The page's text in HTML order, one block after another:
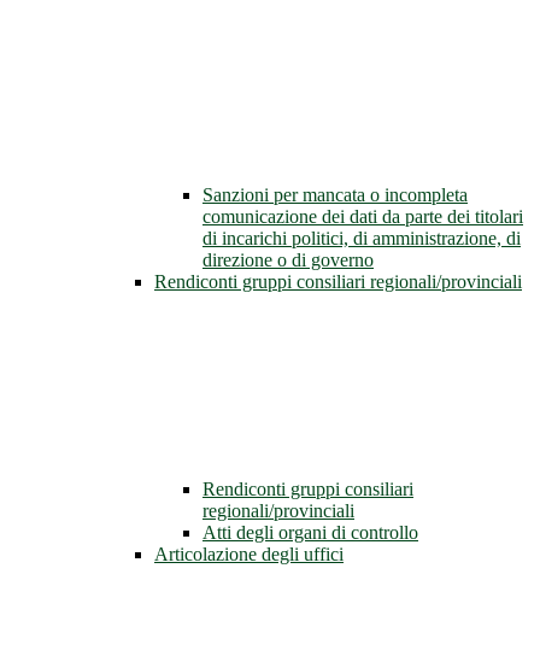
Sanzioni per mancata o incompleta
comunicazione dei dati da parte dei titolari
di incarichi politici, di amministrazione, di
direzione o di governo
Rendiconti gruppi consiliari regionali/provinciali
Rendiconti gruppi consiliari
regionali/provinciali
Atti degli organi di controllo
Articolazione degli uffici